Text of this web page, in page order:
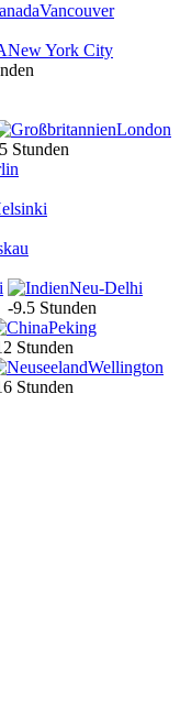
Vancouver
New York City
London
Stunden
Neu-Delhi
-9.5 Stunden
Peking
Stunden
Wellington
Stunden